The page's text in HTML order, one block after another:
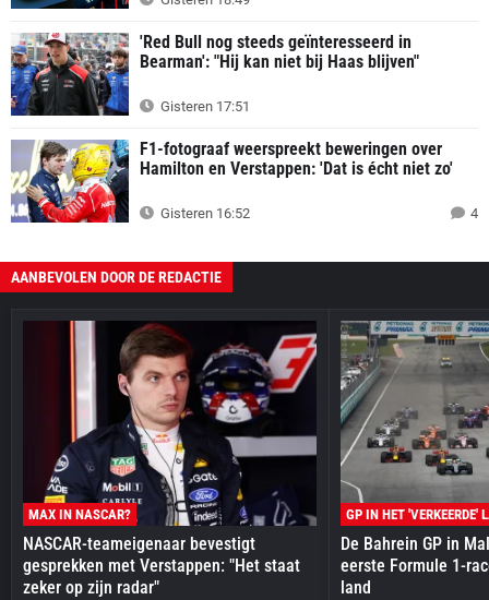
'Red Bull nog steeds geïnteresseerd in
Bearman': "Hij kan niet bij Haas blijven"
Gisteren 17:51
F1-fotograaf weerspreekt beweringen over
Hamilton en Verstappen: 'Dat is écht niet zo'
Gisteren 16:52 4
AANBEVOLEN DOOR DE REDACTIE
MAX IN NASCAR?
NASCAR-teameigenaar bevestigt
gesprekken met Verstappen: "Het staat
zeker op zijn radar"
GP IN HET 'VERKEERDE'
De Bahrein GP in
eerste Formule 1-
land